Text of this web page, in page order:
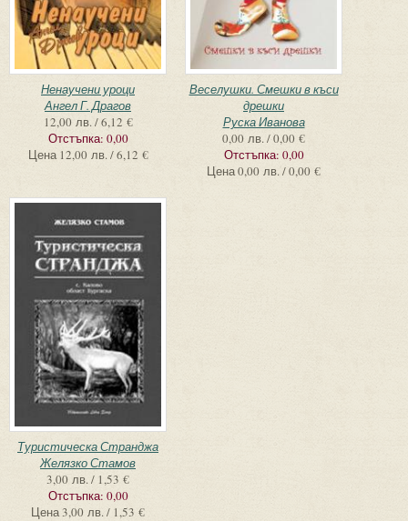
Ненаучени уроци
Ангел Г. Драгов
12,00 лв. / 6,12 €
Отстъпка: 0,00
Цена 12,00 лв. / 6,12 €
Веселушки. Смешки в къси
дрешки
Руска Иванова
0,00 лв. / 0,00 €
Отстъпка: 0,00
Цена0,00 лв. / 0,00 €
Туристическа Странджа
Желязко Стамов
3,00 лв. / 1,53 €
Отстъпка: 0,00
Цена3,00 лв. / 1,53 €